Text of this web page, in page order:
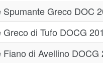
Spumante Greco DOC
Greco di Tufo DOCG
Fiano di Avellino DOCG